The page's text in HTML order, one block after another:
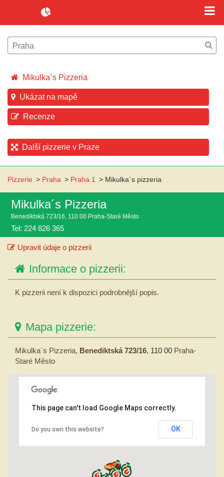
Mikulka´s Pizzeria
Ukázat na mapě
Recenze
Další pizzerie v Praze
Pizzerie > Praha > Praha 1 > Mikulka´s pizzeria
Mikulka´s Pizzeria
Benediktská 723/16, 110 00 Praha-Staré Město
Tel: 224 826 365
Upravit údaje o pizzerii
Informace o pizzerii:
K pizzerii není k dispozici podrobnější popis.
Mapa pizzerie:
Mikulka´s Pizzeria, Benediktská 723/16, 110 00 Praha-
Staré Město
This page can't load Google Maps correctly.
Do you own this website? OK